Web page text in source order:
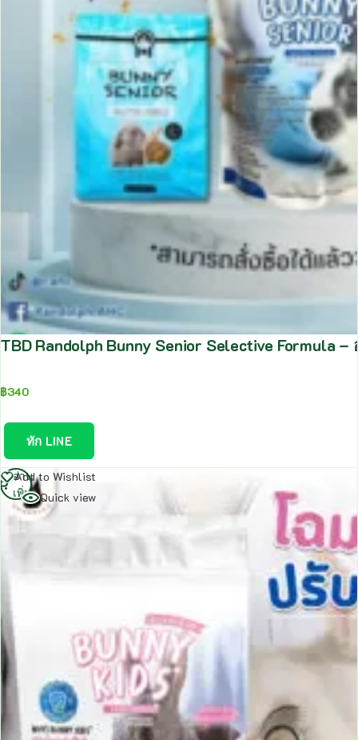
TBD Randolph Bunny Senior Selective Formula
฿340
ทัก LINE
Add to Wishlist
Quick view
อ่าน
เพิ่ม